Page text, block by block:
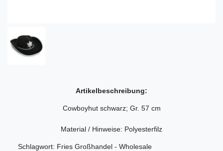
Artikelbeschreibung:
Cowboyhut schwarz; Gr. 57 cm
Material / Hinweise: Polyesterfilz
Schlagwort: Fries Großhandel - Wholesale